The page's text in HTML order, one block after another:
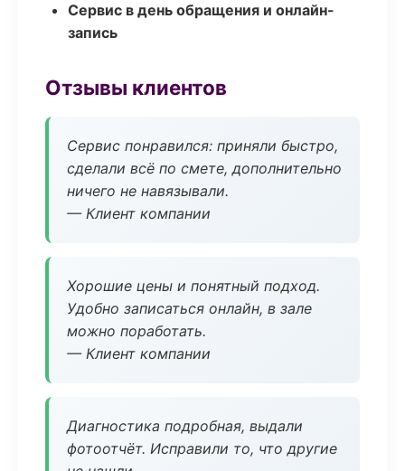
Сервис в день обращения и онлайн-
запись
Отзывы клиентов
Сервис понравился: приняли быстро,
сделали всё по смете, дополнительно
ничего не навязывали.
— Клиент компании
Хорошие цены и понятный подход.
Удобно записаться онлайн, в зале
можно поработать.
— Клиент компании
Диагностика подробная, выдали
фотоотчёт. Исправили то, что другие